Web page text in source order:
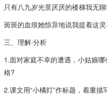
只有八九岁光景厌厌的楼梯我无
斑斑的血痕她惊异地说我提着这
三、理解·分析
1.面对家庭不幸的遭遇，小姑娘
格?
2.课文用“小橘灯”作标题，着重